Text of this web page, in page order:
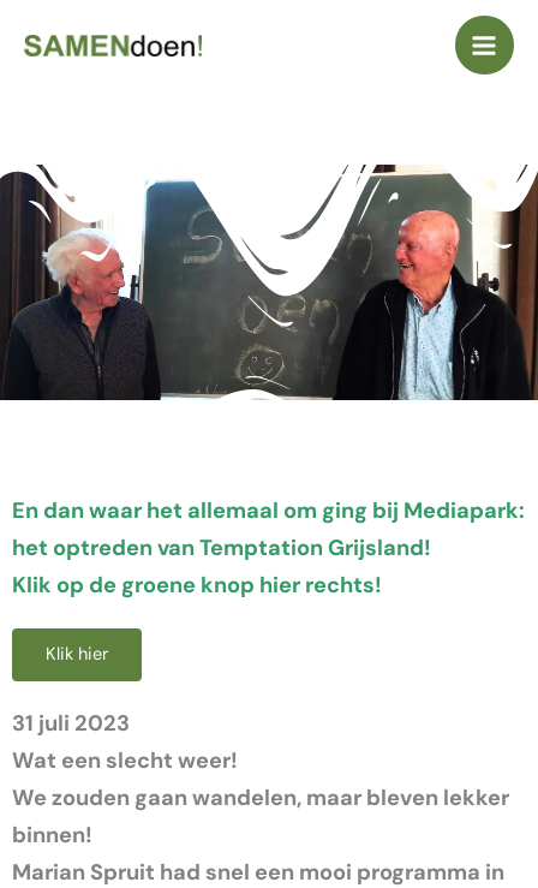
naar
En dan waar het allemaal om ging bij Mediapark:
het optreden van Temptation Grijsland!
Klik op de groene knop hier rechts!
Klik hier
31 juli 2023
Wat een slecht weer!
We zouden gaan wandelen, maar bleven lekker
binnen!
Marian Spruit had snel een mooi programma in